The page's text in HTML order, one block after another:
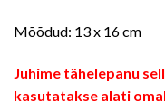
Mõõdud: 13 x 16 cm
Juhime tähelepanu
kasutatakse alati